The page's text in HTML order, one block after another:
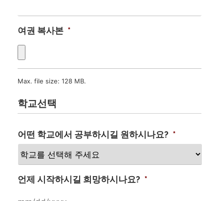
여권 복사본 *
Max. file size: 128 MB.
학교선택
어떤 학교에서 공부하시길 원하시나요? *
언제 시작하시길 희망하시나요? *